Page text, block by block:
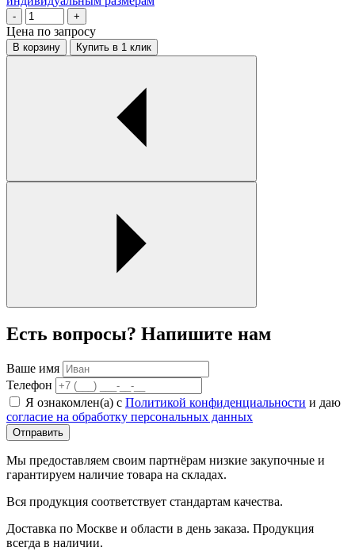
- +
Цена по запросу
В корзину Купить в 1 клик
Есть вопросы? Напишите нам
Ваше имя
Телефон
Я ознакомлен(а) с Политикой конфиденциальности и даю
согласие на обработку персональных данных
Отправить
Мы предоставляем своим партнёрам низкие закупочные и
гарантируем наличие товара на складах.
Вся продукция соответствует стандартам качества.
Доставка по Москве и области в день заказа. Продукция
всегда в наличии.